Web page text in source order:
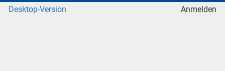
Desktop-Version
Anmelden